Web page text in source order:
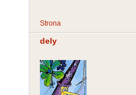
Strona
dely